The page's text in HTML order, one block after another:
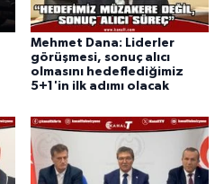
Mehmet Dana: Liderler
görüşmesi, sonuç alıcı
olmasını hedeflediğimiz
5+1'in ilk adımı olacak